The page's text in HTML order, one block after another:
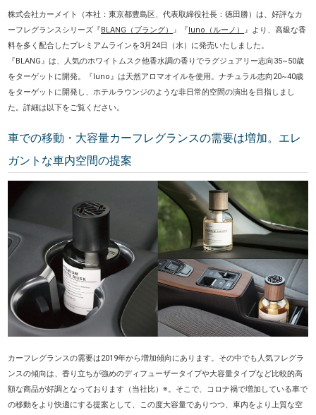
株式会社カーメイト（本社：東京都豊島区、代表取締役社長：徳田勝）は、好評なカ
ーフレグランスシリーズ『BLANG（ブラング） 』『luno（ルーノ）
』より、高級な香
料を多く配合したプレミアムラインを3月24日（水）に発売いたしました。
『BLANG』は、人気のホワイトムスク他香水調の香りでラグジュアリー志向35~50歳
をターゲットに開発。『luno』は天然アロマオイルを使用。ナチュラル志向20~40歳
をターゲットに開発し、ホテルラウンジのような非日常的空間の演出を目指しまし
た。詳細は以下をご覧ください。
車での移動・大容量カーフレグランスの需要は増加。エレ
ガントな車内空間の提案
カーフレグランスの需要は2019年から増加傾向にあります。その中でも人気フレグラ
ンスの傾向は、香り立ちが強めのディフューザータイプや大容量タイプなど比較的高
額な商品が好調となっております（当社比）※。そこで、コロナ禍で増加している車で
の移動をより快適にする提案として、この度大容量でありつつ、車内をより上質な空